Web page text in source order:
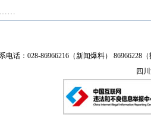
……
电话：028-86966216（新闻爆料） 86966228
四